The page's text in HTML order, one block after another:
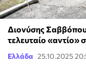
Διονύσης
τελευταίο «αντίο»
Ελλάδα 25.10.2025